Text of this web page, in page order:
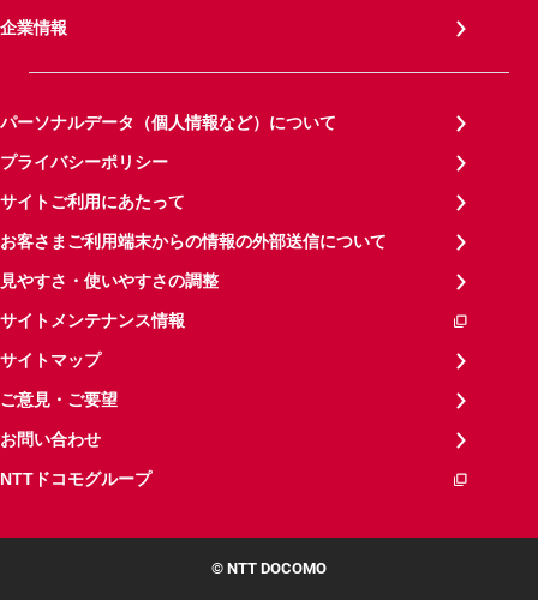
企業情報
パーソナルデータ（個人情報など）について
プライバシーポリシー
サイトご利用にあたって
お客さまご利用端末からの情報の外部送信について
見やすさ・使いやすさの調整
サイトメンテナンス情報
サイトマップ
ご意見・ご要望
お問い合わせ
NTTドコモグループ
© NTT DOCOMO